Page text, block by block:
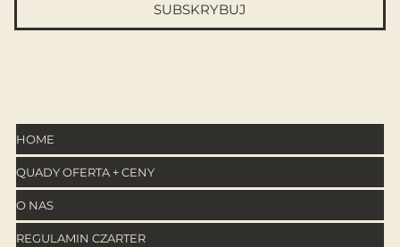
SUBSKRYBUJ
HOME
QUADY OFERTA + CENY
O NAS
REGULAMIN CZARTER